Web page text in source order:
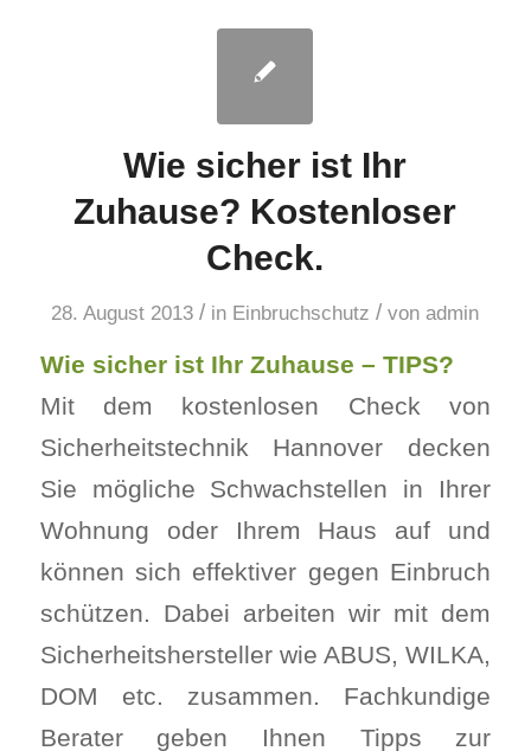
Wie sicher ist Ihr
Zuhause? Kostenloser
Check.
28. August 2013 / in Einbruchschutz / vonadmin
Wie sicher ist Ihr Zuhause – TIPS?
Mit dem kostenlosen Check von
Sicherheitstechnik Hannover decken
Sie mögliche Schwachstellen in Ihrer
Wohnung oder Ihrem Haus auf und
können sich effektiver gegen Einbruch
schützen. Dabei arbeiten wir mit dem
Sicherheitshersteller wie ABUS, WILKA,
DOM etc. zusammen. Fachkundige
Berater geben Ihnen Tipps zur